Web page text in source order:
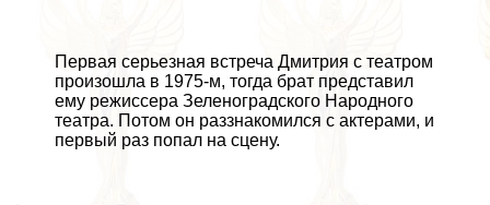
Первая серьезная встреча Дмитрия с театром
произошла в 1975-м, тогда брат представил
ему режиссера Зеленоградского Народного
театра. Потом он раззнакомился с актерами, и
первый раз попал на сцену.